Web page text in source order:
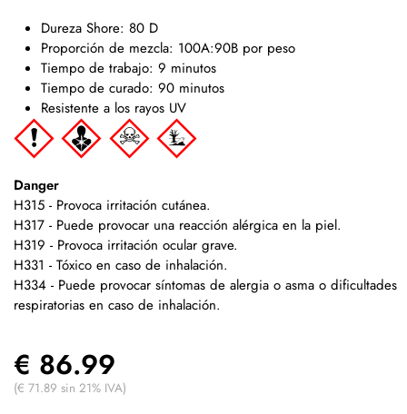
Dureza Shore: 80 D
Proporción de mezcla: 100A:90B por peso
Tiempo de trabajo: 9 minutos
Tiempo de curado: 90 minutos
Resistente a los rayos UV
Danger
H315 - Provoca irritación cutánea.
H317 - Puede provocar una reacción alérgica en la piel.
H319 - Provoca irritación ocular grave.
H331 - Tóxico en caso de inhalación.
H334 - Puede provocar síntomas de alergia o asma o dificultades
respiratorias en caso de inhalación.
€ 86.99
(€ 71.89 sin 21% IVA)